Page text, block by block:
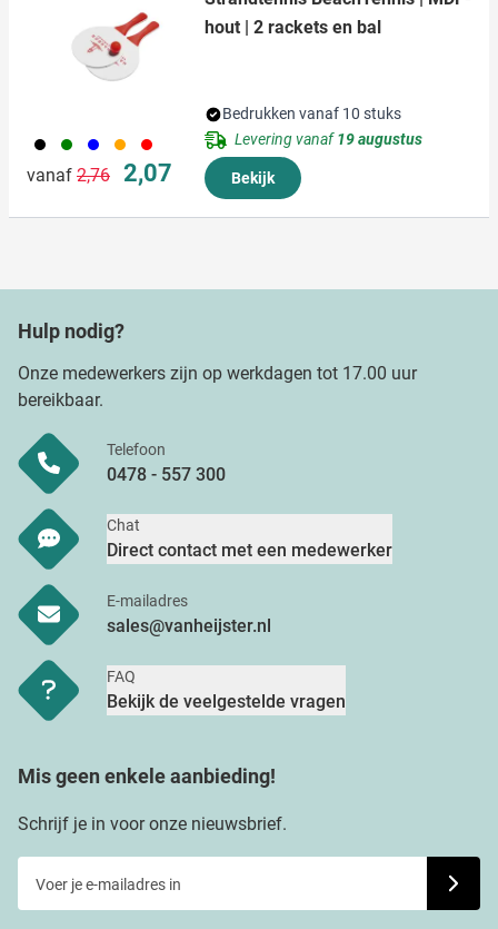
001 004 005 007 008
vanaf Normale prijs
2,76 Speciale prijs
2,07
hout | 2 rackets en bal
Bedrukken vanaf 10 stuks
Levering vanaf19 augustus
Bekijk
Hulp nodig?
Onze medewerkers zijn op werkdagen tot 17.00 uur
bereikbaar.
Telefoon
0478 - 557 300
Chat
Direct contact met een medewerker
E-mailadres
sales@vanheijster.nl
FAQ
Bekijk de veelgestelde vragen
Mis geen enkele aanbieding!
Schrijf je in voor onze nieuwsbrief.